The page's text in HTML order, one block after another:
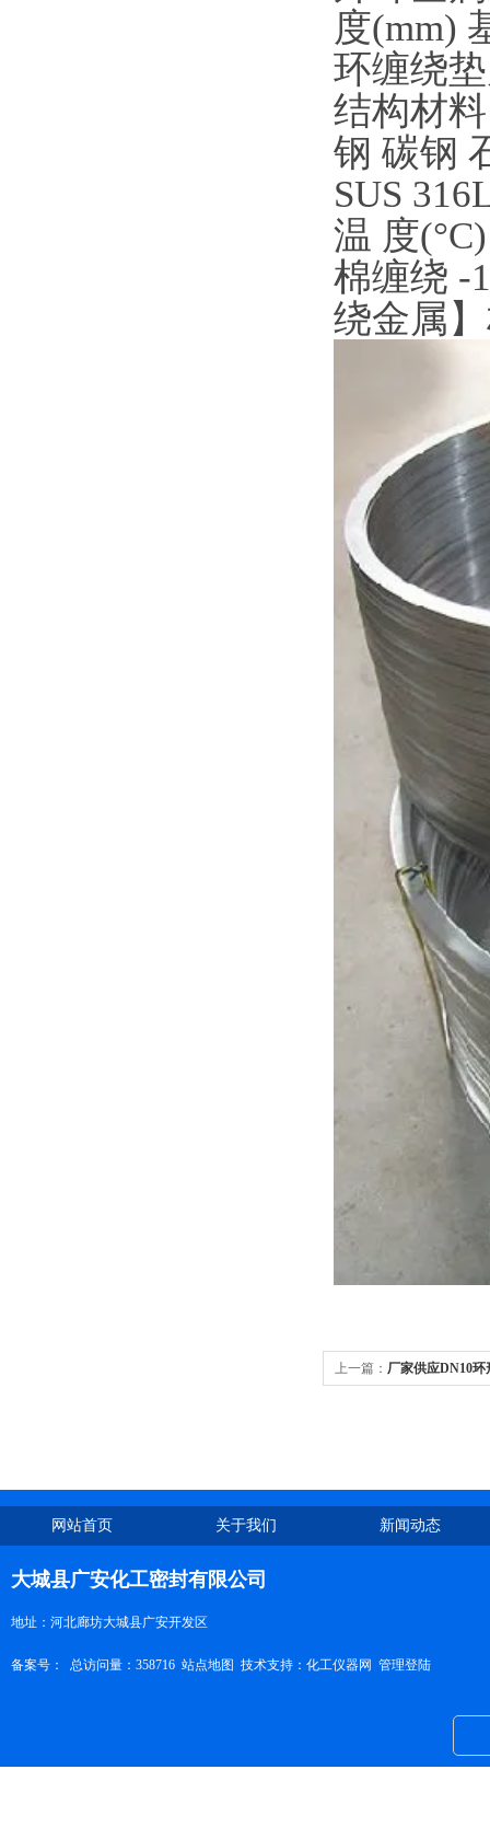
度(mm)
环缠绕
结构材
钢 碳钢
SUS
温 度
棉缠绕 -
绕金属
上一篇： 厂家供应DN10
网站首页 关于我们 新闻动态
大城县广安化工密封有限公司
地址：河北廊坊大城县广安开发区
备案号： 总访问量：358716 站点地图 技术支持： 化工仪器网 管理登陆